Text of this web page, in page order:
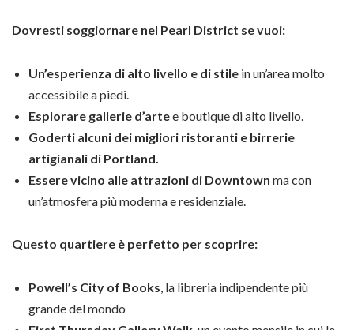
Dovresti soggiornare nel Pearl District se vuoi:
Un’esperienza di alto livello e di stile in un’area molto
accessibile a piedi.
Esplorare gallerie d’artee boutique di alto livello.
Goderti alcuni dei migliori ristoranti e birrerie
artigianali di Portland.
Essere vicino alle attrazioni di Downtown ma con
un’atmosfera più moderna e residenziale.
Questo quartiere è perfetto per scoprire:
Powell’s City of Books , la libreria indipendente più
grande del mondo